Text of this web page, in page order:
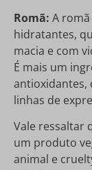
Romã: A
hidratantes,
macia e com
É mais um
antioxidantes,
linhas de
Vale ressaltar
um produto
animal e